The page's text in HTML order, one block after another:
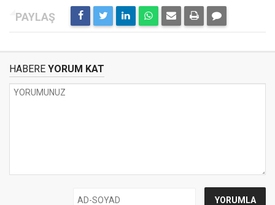
HABERE YORUM KAT